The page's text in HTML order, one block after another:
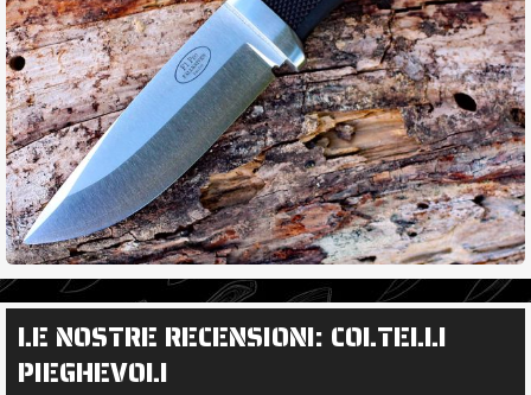
LE NOSTRE RECENSIONI: COLTELLI
PIEGHEVOLI